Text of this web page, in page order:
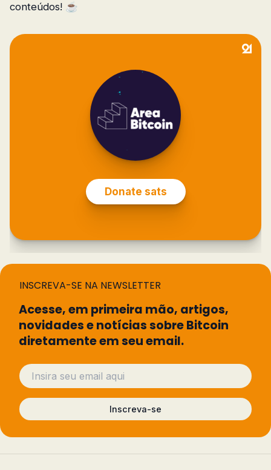
conteúdos! ☕
INSCREVA-SE NA NEWSLETTER
Acesse, em primeira mão, artigos,
novidades e notícias sobre Bitcoin
diretamente em seu email.
Inscreva-se